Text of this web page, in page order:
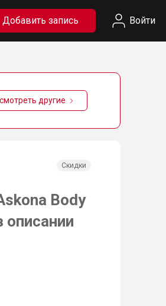
Добавить запись Войти
другие
Скидки
Body